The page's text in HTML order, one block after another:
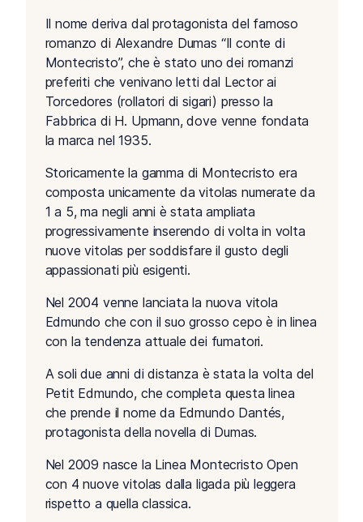
Il nome deriva dal protagonista del famoso
romanzo di Alexandre Dumas “Il conte di
Montecristo”, che è stato uno dei romanzi
preferiti che venivano letti dal Lector ai
Torcedores (rollatori di sigari) presso la
Fabbrica di H. Upmann, dove venne fondata
la marca nel 1935.
Storicamente la gamma di Montecristo era
composta unicamente da vitolas numerate da
1 a 5, ma negli anni è stata ampliata
progressivamente inserendo di volta in volta
nuove vitolas per soddisfare il gusto degli
appassionati più esigenti.
Nel 2004 venne lanciata la nuova vitola
Edmundo che con il suo grosso cepo è in linea
con la tendenza attuale dei fumatori.
A soli due anni di distanza è stata la volta del
Petit Edmundo, che completa questa linea
che prende il nome da Edmundo Dantés,
protagonista della novella di Dumas.
Nel 2009 nasce la Linea Montecristo Open
con 4 nuove vitolas dalla ligada più leggera
rispetto a quella classica.